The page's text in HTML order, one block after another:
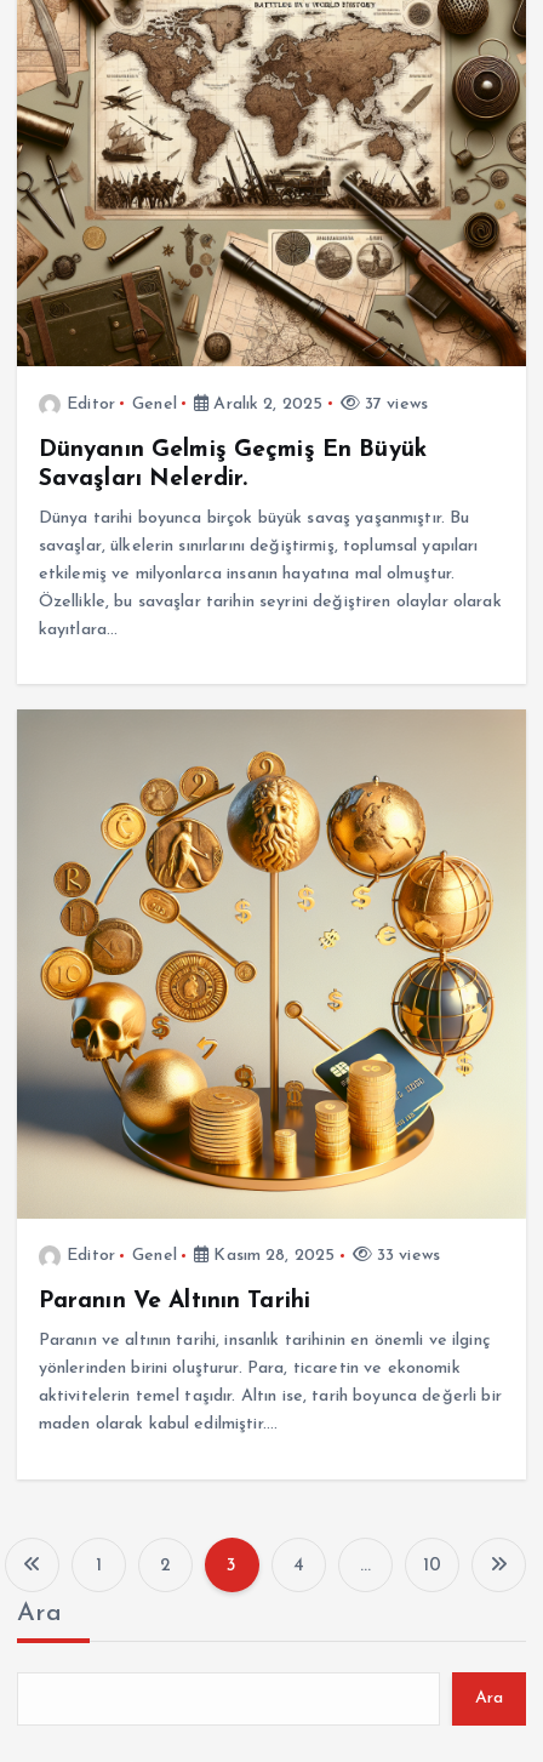
Editor Genel Aralık 2, 2025 37 views
Dünyanın Gelmiş Geçmiş En Büyük
Savaşları Nelerdir.
Dünya tarihi boyunca birçok büyük savaş yaşanmıştır. Bu
savaşlar, ülkelerin sınırlarını değiştirmiş, toplumsal yapıları
etkilemiş ve milyonlarca insanın hayatına mal olmuştur.
Özellikle, bu savaşlar tarihin seyrini değiştiren olaylar olarak
kayıtlara…
Editor Genel Kasım 28, 2025 33 views
Paranın Ve Altının Tarihi
Paranın ve altının tarihi, insanlık tarihinin en önemli ve ilginç
yönlerinden birini oluşturur. Para, ticaretin ve ekonomik
aktivitelerin temel taşıdır. Altın ise, tarih boyunca değerli bir
maden olarak kabul edilmiştir.…
1 2 3 4 … 10
Ara
Ara